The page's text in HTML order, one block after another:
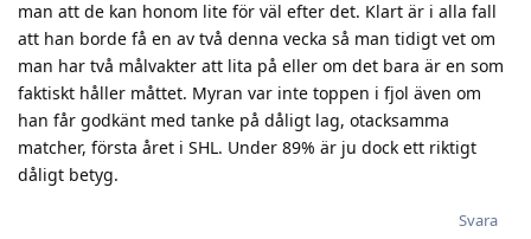
man att de kan honom lite för väl efter det. Klart är i alla fall
att han borde få en av två denna vecka så man tidigt vet om
man har två målvakter att lita på eller om det bara är en som
faktiskt håller måttet. Myran var inte toppen i fjol även om
han får godkänt med tanke på dåligt lag, otacksamma
matcher, första året i SHL. Under 89% är ju dock ett riktigt
dåligt betyg.
Svara